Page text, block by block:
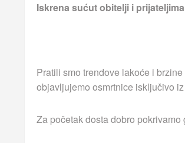
Iskrena sućut obitelji i
Pratili smo trendove lakoće i
objavljujemo osmrtnice isključivo
Za početak dosta dobro